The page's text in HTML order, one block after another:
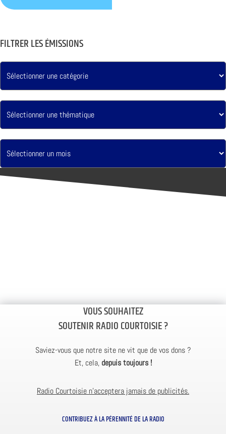
FILTRER LES ÉMISSIONS
VOUS SOUHAITEZ
SOUTENIR RADIO COURTOISIE ?
Saviez-vous que notre site ne vit que de vos dons ?
Et, cela, depuis toujours !
Radio Courtoisie n’acceptera jamais de publicités.
CONTRIBUEZ À LA PÉRENNITÉ DE LA RADIO